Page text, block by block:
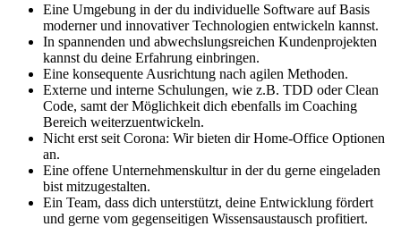
Eine Umgebung in der du individuelle Software auf Basis
moderner und innovativer Technologien entwickeln kannst.
In spannenden und abwechslungsreichen Kundenprojekten
kannst du deine Erfahrung einbringen.
Eine konsequente Ausrichtung nach agilen Methoden.
Externe und interne Schulungen, wie z.B. TDD oder Clean
Code, samt der Möglichkeit dich ebenfalls im Coaching
Bereich weiterzuentwickeln.
Nicht erst seit Corona: Wir bieten dir Home-Office Optionen
an.
Eine offene Unternehmenskultur in der du gerne eingeladen
bist mitzugestalten.
Ein Team, dass dich unterstützt, deine Entwicklung fördert
und gerne vom gegenseitigen Wissensaustausch profitiert.